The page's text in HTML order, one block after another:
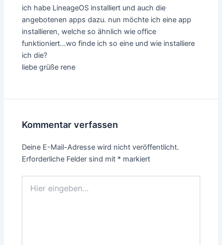
ich habe LineageOS installiert und auch die
angebotenen apps dazu. nun möchte ich eine app
installieren, welche so ähnlich wie office
funktioniert…wo finde ich so eine und wie installiere
ich die?
liebe grüße rene
Kommentar verfassen
Deine E-Mail-Adresse wird nicht veröffentlicht.
Erforderliche Felder sind mit * markiert
eingeben…